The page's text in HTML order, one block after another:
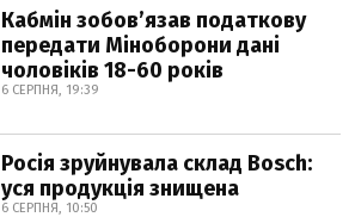
Кабмін зобовʼязав податкову
передати Міноборони дані
чоловіків 18-60 років
6 СЕРПНЯ, 19:39
Росія зруйнувала склад Bosch:
уся продукція знищена
6 СЕРПНЯ, 10:50